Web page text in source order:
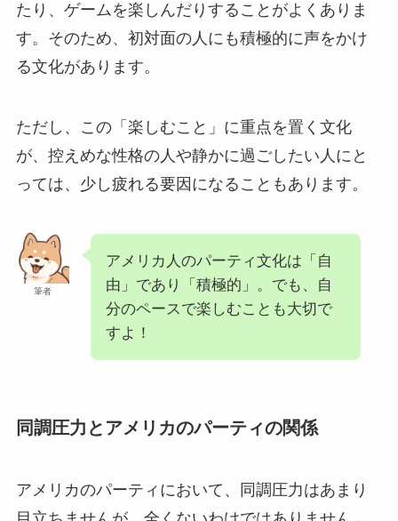
たり、ゲームを楽しんだりすることがよくありま
す。そのため、初対面の人にも積極的に声をかけ
る文化があります。
ただし、この「楽しむこと」に重点を置く文化
が、控えめな性格の人や静かに過ごしたい人にと
っては、少し疲れる要因になることもあります。
筆者
アメリカ人のパーティ文化は「自
由」であり「積極的」。でも、自
分のペースで楽しむことも大切で
すよ！
同調圧力とアメリカのパーティの関係
アメリカのパーティにおいて、同調圧力はあまり